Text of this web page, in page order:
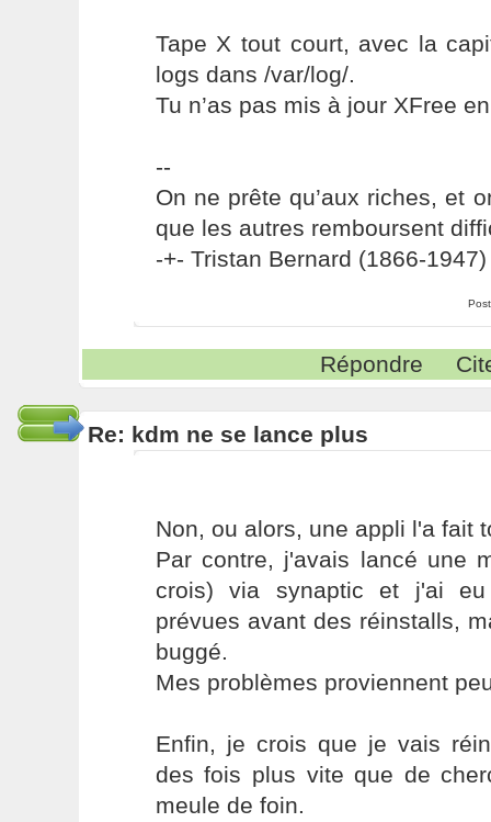
Tape X tout court, avec la
logs dans /var/log/.
Tu n’as pas mis à jour XFree
--
On ne prête qu’aux riches, et
que les autres remboursent
-+- Tristan Bernard (1866-1947)
Répondre
Re: kdm ne se lance plus
Non, ou alors, une appli l'a fait
Par contre, j'avais lancé une
crois) via synaptic et j'ai eu
prévues avant des réinstalls,
buggé.
Mes problèmes proviennent
Enfin, je crois que je vais
des fois plus vite que de
meule de foin.